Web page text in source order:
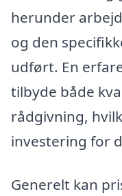
herunder
og den
udført. En
tilbyde både
rådgivning,
investering for
Generelt kan